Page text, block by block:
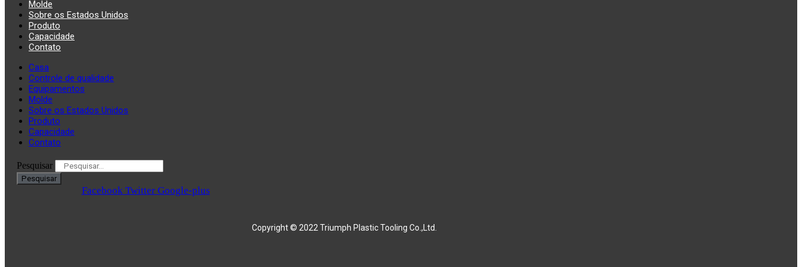
Molde
Sobre os Estados Unidos
Produto
Capacidade
Contato
Casa
Controle de qualidade
Equipamentos
Molde
Sobre os Estados Unidos
Produto
Capacidade
Contato
Pesquisar
Pesquisar
Facebook Twitter Google-plus
Copyright © 2022 Triumph Plastic Tooling Co.,Ltd.